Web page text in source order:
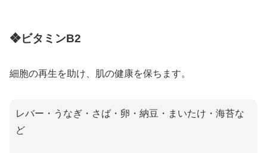
❖ビタミンB2
細胞の再生を助け、肌の健康を保ちます。
レバー・うなぎ・さば・卵・納豆・まいたけ・海苔な
ど